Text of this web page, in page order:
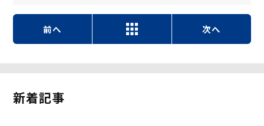
前へ 次へ
新着記事